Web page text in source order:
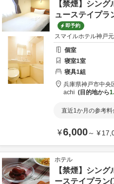
【禁煙】シン
ューステイプラ
即予約
スマイルホテル神戸
個室
寝室1室
寝具1組
兵庫県神戸市中央
achi
目的地から
直近1か月の参考料
¥6,000～ ¥
ホテル
【禁煙】シン
ーステイプラン